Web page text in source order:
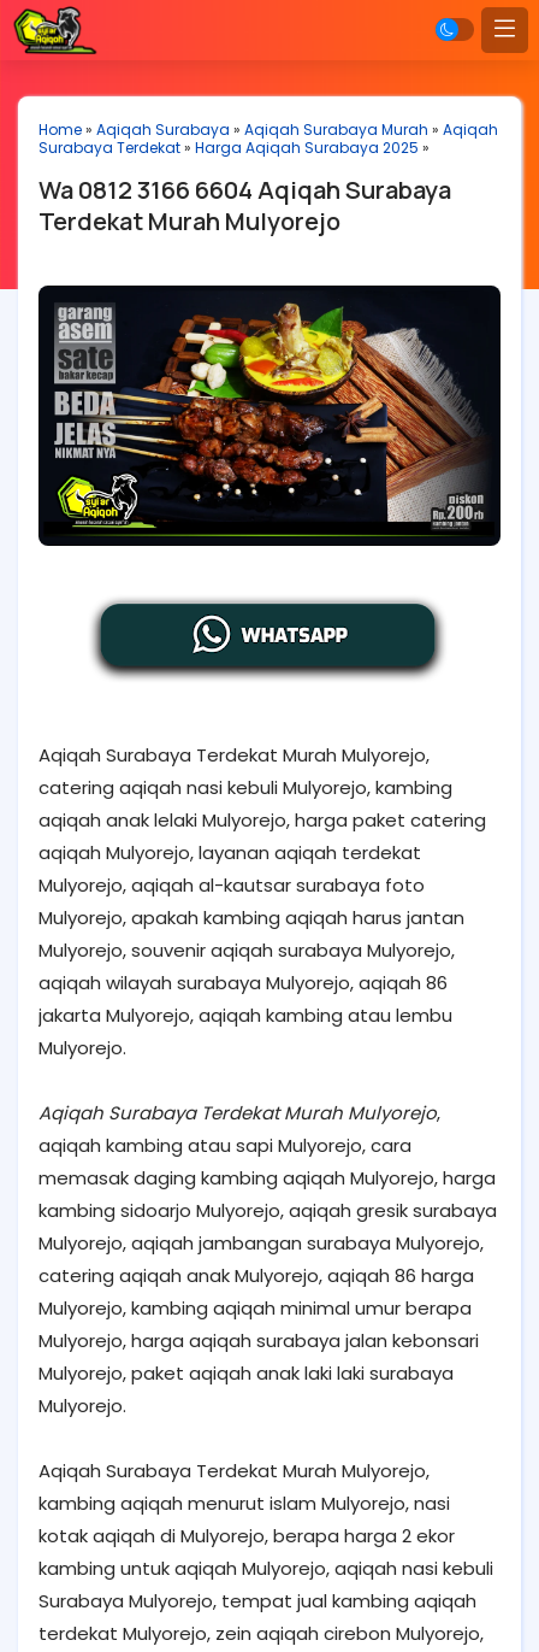
Home» Aqiqah Surabaya » Aqiqah Surabaya Murah » Aqiqah
Surabaya Terdekat» Harga Aqiqah Surabaya 2025 »
Wa 0812 3166 6604 Aqiqah Surabaya
Terdekat Murah Mulyorejo
Aqiqah Surabaya Terdekat Murah Mulyorejo,
catering aqiqah nasi kebuli Mulyorejo, kambing
aqiqah anak lelaki Mulyorejo, harga paket catering
aqiqah Mulyorejo, layanan aqiqah terdekat
Mulyorejo, aqiqah al-kautsar surabaya foto
Mulyorejo, apakah kambing aqiqah harus jantan
Mulyorejo, souvenir aqiqah surabaya Mulyorejo,
aqiqah wilayah surabaya Mulyorejo, aqiqah 86
jakarta Mulyorejo, aqiqah kambing atau lembu
Mulyorejo.
Aqiqah Surabaya Terdekat Murah Mulyorejo,
aqiqah kambing atau sapi Mulyorejo, cara
memasak daging kambing aqiqah Mulyorejo, harga
kambing sidoarjo Mulyorejo, aqiqah gresik surabaya
Mulyorejo, aqiqah jambangan surabaya Mulyorejo,
catering aqiqah anak Mulyorejo, aqiqah 86 harga
Mulyorejo, kambing aqiqah minimal umur berapa
Mulyorejo, harga aqiqah surabaya jalan kebonsari
Mulyorejo, paket aqiqah anak laki laki surabaya
Mulyorejo.
Aqiqah Surabaya Terdekat Murah Mulyorejo,
kambing aqiqah menurut islam Mulyorejo, nasi
kotak aqiqah di Mulyorejo, berapa harga 2 ekor
kambing untuk aqiqah Mulyorejo, aqiqah nasi kebuli
Surabaya Mulyorejo, tempat jual kambing aqiqah
terdekat Mulyorejo, zein aqiqah cirebon Mulyorejo,